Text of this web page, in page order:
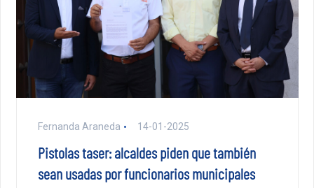
Fernanda Araneda 14-01-2025
Pistolas taser: alcaldes piden que también
sean usadas por funcionarios municipales